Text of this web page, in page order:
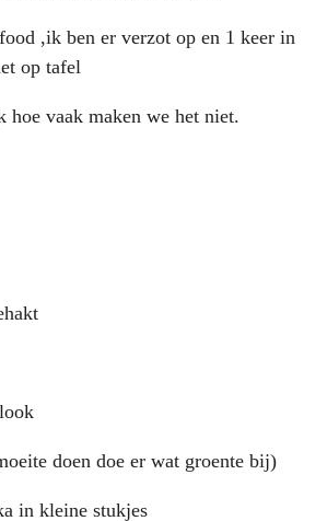
,ik ben er verzot op en 1 keer in
op tafel
vaak maken we het niet.
doen doe er wat groente bij)
in kleine stukjes